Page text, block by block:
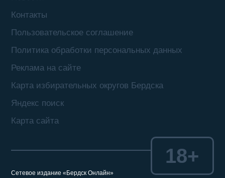
Контакты
Пользовательское соглашение
Политика обработки персональных данных
Реклама на сайте
Карта избирательных округов Бердска
Яндекс поиск
Карта сайта
Сетевое издание «Бердск Онлайн»
18+